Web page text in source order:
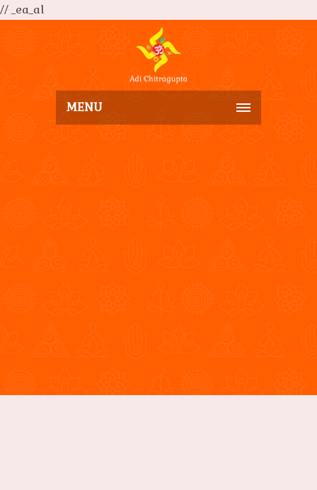
// _ea_al
MENU